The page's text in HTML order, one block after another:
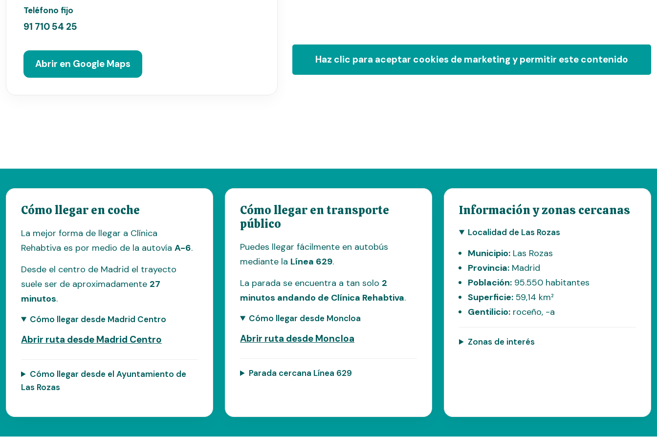
Teléfono fijo
91 710 54 25
Abrir en Google Maps Haz clic para aceptar cookies de marketing y permitir este contenido
Cómo llegar en coche
La mejor forma de llegar a Clínica
Rehabtiva es por medio de la autovía A-6.
Desde el centro de Madrid el trayecto
suele ser de aproximadamente 27
minutos.
Cómo llegar desde Madrid Centro
Abrir ruta desde Madrid Centro
Cómo llegar desde el Ayuntamiento de
Las Rozas
Cómo llegar en transporte
público
Puedes llegar fácilmente en autobús
mediante la Línea 629.
La parada se encuentra a tan solo 2
minutos andando de Clínica Rehabtiva.
Cómo llegar desde Moncloa
Abrir ruta desde Moncloa
Parada cercana Línea 629
Información y zonas cercanas
Localidad de Las Rozas
Municipio: Las Rozas
Provincia: Madrid
Población: 95.550 habitantes
Superficie: 59,14 km²
Gentilicio: roceño, -a
Zonas de interés